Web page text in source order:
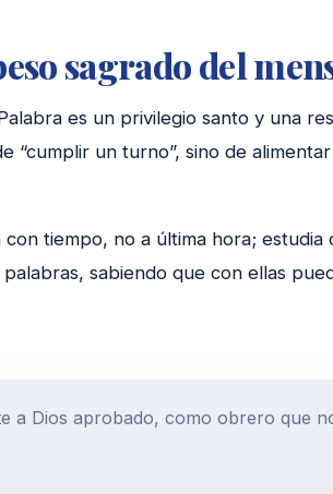
sagrado del
es un privilegio santo y una
“cumplir un turno”, sino de
tiempo, no a última hora; estudia
sabiendo que con ellas
a Dios aprobado, como obrero que